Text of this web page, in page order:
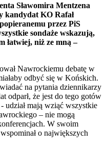
Sławomira Mentzena
kandydat KO Rafał
przez PiS
sondaże wskazują,
łatwiej, niż ze mną –
Nawrockiemu debatę w
odbyć się w Końskich.
na pytania dziennikarzy
odparł, że jest do tego gotów
udział mają wziąć wszystkie
– nie mogą
W swoim
o największych